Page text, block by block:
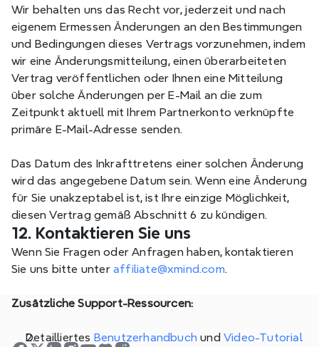
Wir behalten uns das Recht vor, jederzeit und nach
eigenem Ermessen Änderungen an den Bestimmungen
und Bedingungen dieses Vertrags vorzunehmen, indem
wir eine Änderungsmitteilung, einen überarbeiteten
Vertrag veröffentlichen oder Ihnen eine Mitteilung
über solche Änderungen per E-Mail an die zum
Zeitpunkt aktuell mit Ihrem Partnerkonto verknüpfte
primäre E-Mail-Adresse senden.
Das Datum des Inkrafttretens einer solchen Änderung
wird das angegebene Datum sein. Wenn eine Änderung
für Sie unakzeptabel ist, ist Ihre einzige Möglichkeit,
diesen Vertrag gemäß Abschnitt 6 zu kündigen.
12. Kontaktieren Sie uns
Wenn Sie Fragen oder Anfragen haben, kontaktieren
Sie uns bitte unter affiliate@xmind.com.
Zusätzliche Support-Ressourcen:
Detailliertes Benutzerhandbuch und Video-Tutorial